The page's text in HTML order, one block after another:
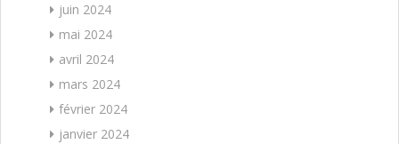
juin 2024
mai 2024
avril 2024
mars 2024
février 2024
janvier 2024